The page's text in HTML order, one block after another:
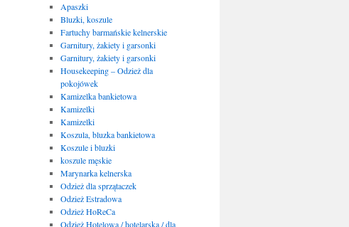
Apaszki
Bluzki, koszule
Fartuchy barmańskie kelnerskie
Garnitury, żakiety i garsonki
Garnitury, żakiety i garsonki
Housekeeping – Odzież dla
pokojówek
Kamizelka bankietowa
Kamizelki
Kamizelki
Koszula, bluzka bankietowa
Koszule i bluzki
koszule męskie
Marynarka kelnerska
Odzież dla sprzątaczek
Odzież Estradowa
Odzież HoReCa
Odzież Hotelowa / hotelarska / dla